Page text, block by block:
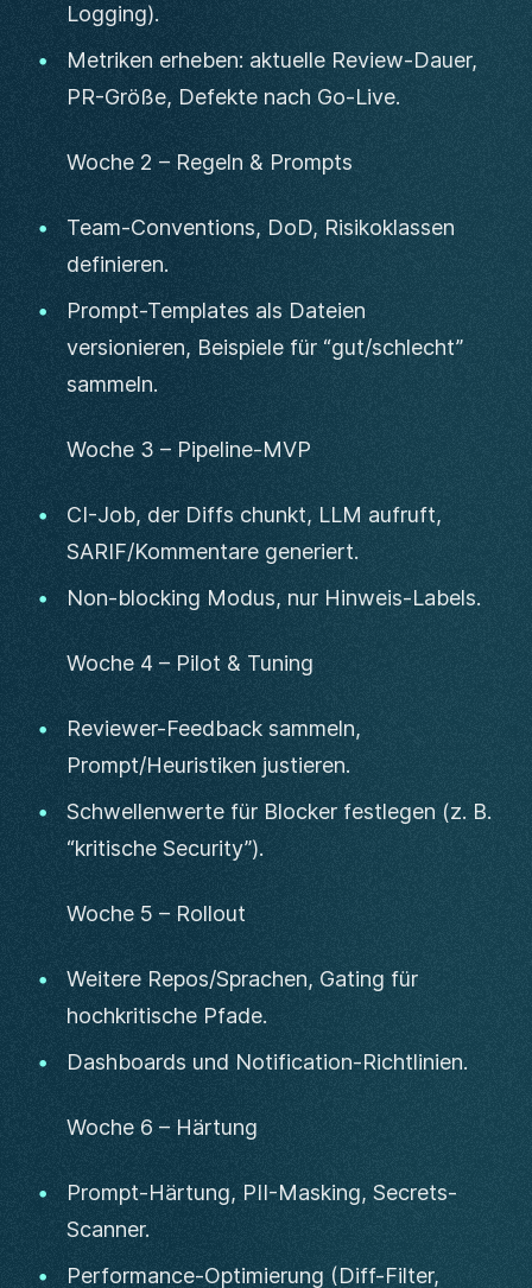
Logging).
Metriken erheben: aktuelle Review-Dauer,
PR-Größe, Defekte nach Go‑Live.
Woche 2 – Regeln & Prompts
Team-Conventions, DoD, Risikoklassen
definieren.
Prompt-Templates als Dateien
versionieren, Beispiele für “gut/schlecht”
sammeln.
Woche 3 – Pipeline-MVP
CI-Job, der Diffs chunkt, LLM aufruft,
SARIF/Kommentare generiert.
Non-blocking Modus, nur Hinweis-Labels.
Woche 4 – Pilot & Tuning
Reviewer-Feedback sammeln,
Prompt/Heuristiken justieren.
Schwellenwerte für Blocker festlegen (z. B.
“kritische Security”).
Woche 5 – Rollout
Weitere Repos/Sprachen, Gating für
hochkritische Pfade.
Dashboards und Notification-Richtlinien.
Woche 6 – Härtung
Prompt-Härtung, PII-Masking, Secrets-
Scanner.
Performance-Optimierung (Diff-Filter,